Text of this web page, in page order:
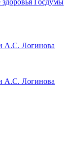
Госдумы
А.С. Логинова
А.С. Логинова